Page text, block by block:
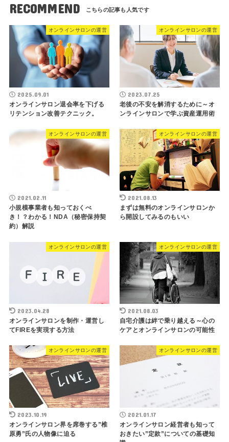
RECOMMEND
オンラインサロンの運営
2025.09.01
オンラインサロン退会率を下げる
リテンション改善テクニック。
オンラインサロンの運営
2023.07.25
老後の不安を解消するために～オ
ンラインサロンで学ぶ資産運用術
オンラインサロンの運営
2021.02.11
小規模事業者も知っておくべ
き！？わかる！NDA（秘密保持契
約）解説
オンラインサロンの運営
2021.08.13
まずは無料のオンラインサロンか
ら開設してみるのもいい
オンラインサロンの運営
2023.04.28
オンラインサロンを制作・運営し
てFIREを実現する方法
オンラインサロンの運営
2021.08.03
自宅介護は絆で乗り越える～心の
ケアとオンラインサロンの可能性
オンラインサロンの運営
2023.10.19
オンラインサロン界を席巻する”椎
原勇”氏の人物像に迫る
オンラインサロンの運営
2021.01.17
オンラインサロン経営者も知って
おきたい”定款”についての基礎知